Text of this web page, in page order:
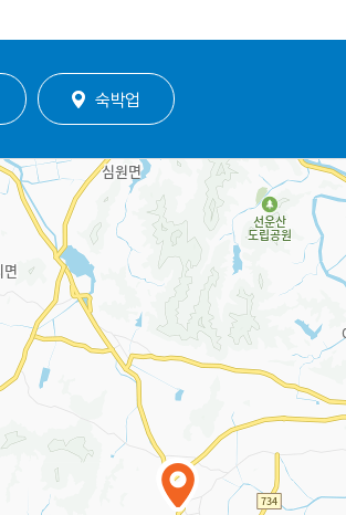
숙박업